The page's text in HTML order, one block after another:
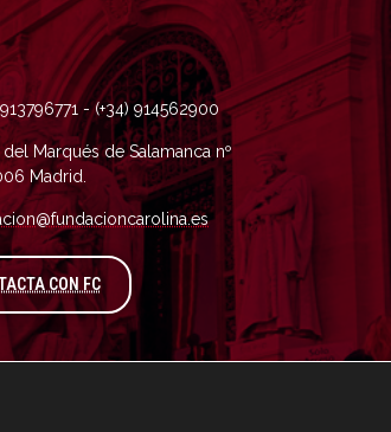
- (+34) 914562900
Marqués de Salamanca nº
Madrid.
CON FCA TRAVÉS DEL FORMULARIO DE